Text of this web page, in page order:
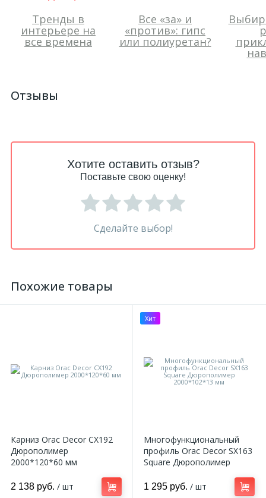
Тренды в
интерьере на
все времена
Все «за» и
«против»: гипс
или полиуретан?
Отзывы
Хотите оставить отзыв?
Поставьте свою оценку!
Сделайте выбор!
Похожие товары
Карниз Orac Decor CX192
Дюрополимер
2000*120*60 мм
2 138 руб. / шт
Хит
Многофункциональный
профиль Orac Decor SX163
Square Дюрополимер
1 295 руб. / шт